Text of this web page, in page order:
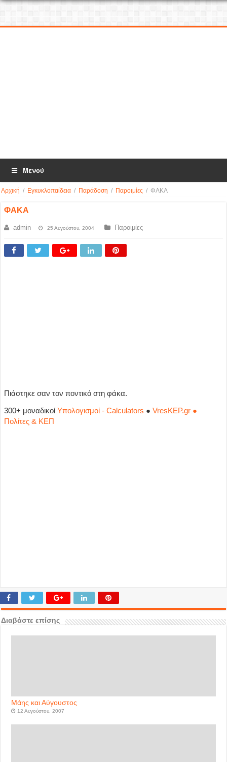
Μενού
Αρχική / Εγκυκλοπαίδεια / Παράδοση / Παροιμίες / ΦΑΚΑ
ΦΑΚΑ
admin 25 Αυγούστου, 2004 Παροιμίες
Πιάστηκε σαν τον ποντικό στη φάκα.
300+ μοναδικοίΥπολογισμοί - Calculators ●VresKEP.gr ●
Πολίτες & ΚΕΠ
Διαβάστε επίσης
Μάης και Αύγουστος
12 Αυγούστου, 2007